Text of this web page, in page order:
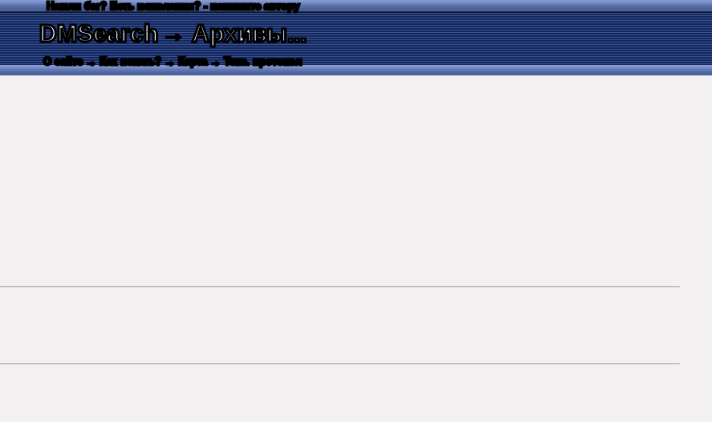
Нашли баг? Есть пожелания? - напишите автору
DMSearch→ Архивы...
О сайте → Как искать? → Карта → Текс. протокол